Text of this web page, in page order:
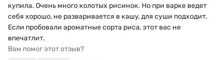
купила. Очень много колотых рисинок. Но при варке ведет
себя хорошо, не разваривается в кашу, для суши подходит.
Если пробовали ароматные сорта риса, этот вас не
впечатлит.
Вам помог этот отзыв?